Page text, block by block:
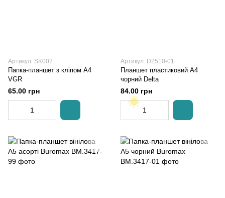
Артикул: SK002
Папка-планшет з кліпом А4
VGR
65.00 грн
Артикул: D2510-01
Планшет пластиковий А4
чорний Delta
84.00 грн